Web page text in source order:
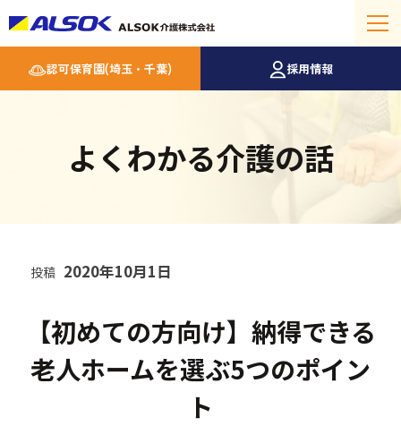
認可保育園(埼玉・千葉) 採用情報
よくわかる介護の話
投稿 2020年10月1日
【初めての方向け】納得できる
老人ホームを選ぶ5つのポイン
ト